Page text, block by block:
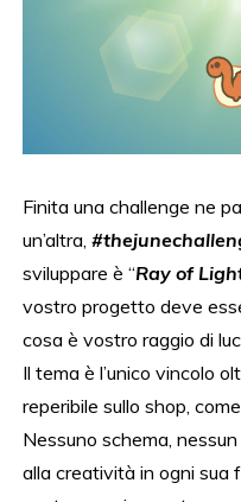
Finita una challenge ne
un’altra,
sviluppare è “Ray of
vostro progetto deve
cosa è vostro raggio di
Il tema è l’unico vincolo
reperibile sullo shop,
Nessuno schema,
alla creatività in ogni sua